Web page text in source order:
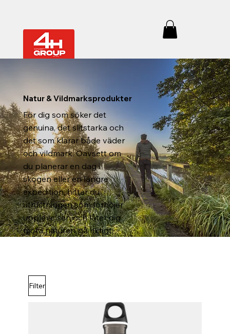
Natur & Vildmarksprodukter
För dig som söker det
genuina, det slitstarka och
det som klarar både väder
och vildmark. Oavsett om
du planerar en dag i
skogen eller en längre
expedition, hittar du
utrustningen som förhöjer
upplevelsen och låter dig
möta naturen på riktigt.
Filter